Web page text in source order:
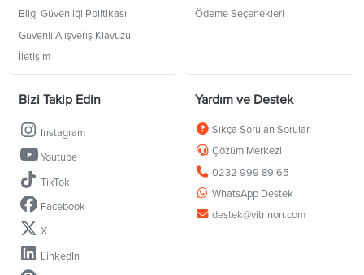
Bilgi Güvenliği Politikası
Güvenli Alışveriş Klavuzu
İletişim
Ödeme Seçenekleri
Bizi Takip Edin
Instagram
Youtube
TikTok
Facebook
X
LinkedIn
Yardım ve Destek
Sıkça Sorulan Sorular
Çözüm Merkezi
0232 999 89 65
WhatsApp Destek
destek@vitrinon.com